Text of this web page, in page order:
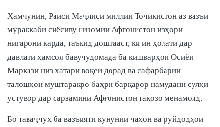
Ҳамчунин, Раиси Маҷлиси миллии Тоҷикистон аз вазъи
мураккаби сиёсиву низомии Афғонистон изҳори
нигаронӣ карда, таъкид доштааст, ки ин ҳолати дар
давлати ҳамсоя бавуҷудомада ба кишварҳои Осиёи
Марказӣ низ хатари воқеӣ дорад ва сафарбарии
талошҳои муштаракро баҳри барқарор намудани сулҳи
устувор дар сарзамини Афғонистон тақозо менамояд.
Бо таваҷҷуҳ ба вазъияти кунунии ҷаҳон ва рӯйдодҳои